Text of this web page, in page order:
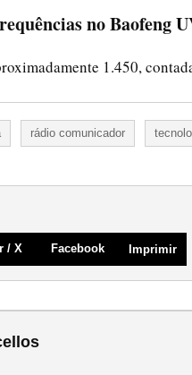
no Baofeng
1.450,
rádio comunicador
/ X Facebook Imprimir